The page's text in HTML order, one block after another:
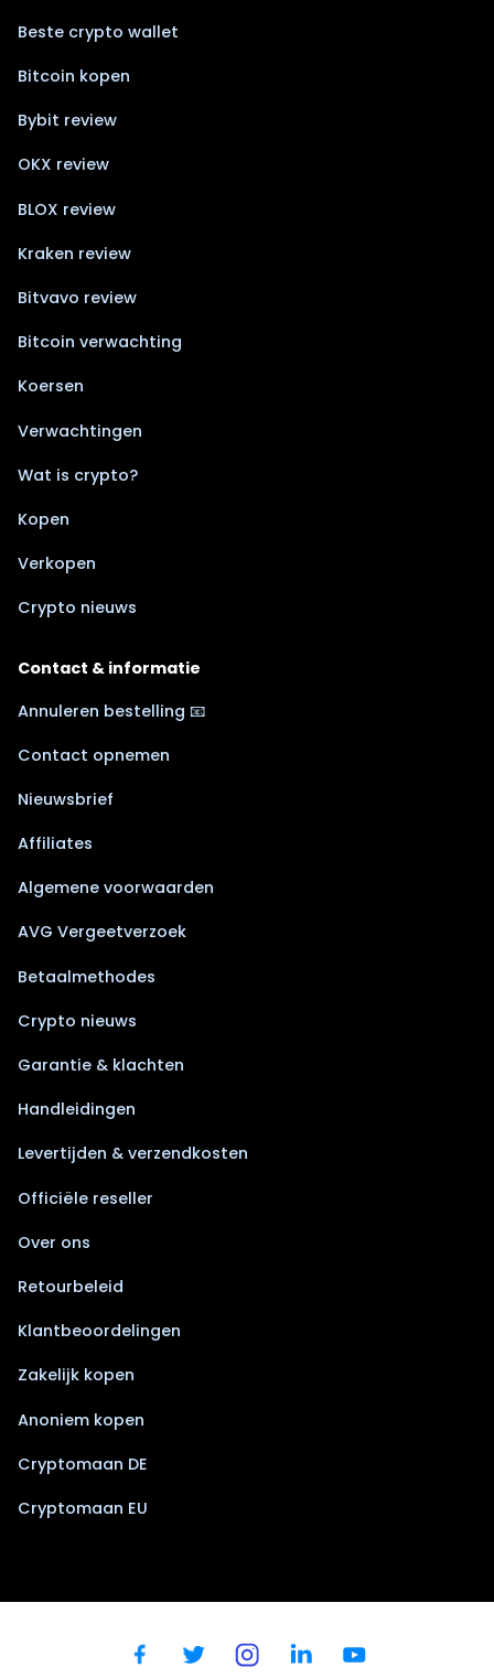
Beste crypto wallet
Bitcoin kopen
Bybit review
OKX review
BLOX review
Kraken review
Bitvavo review
Bitcoin verwachting
Koersen
Verwachtingen
Wat is crypto?
Kopen
Verkopen
Crypto nieuws
Contact & informatie
Annuleren bestelling 📧
Contact opnemen
Nieuwsbrief
Affiliates
Algemene voorwaarden
AVG Vergeetverzoek
Betaalmethodes
Crypto nieuws
Garantie & klachten
Handleidingen
Levertijden & verzendkosten
Officiële reseller
Over ons
Retourbeleid
Klantbeoordelingen
Zakelijk kopen
Anoniem kopen
Cryptomaan DE
Cryptomaan EU